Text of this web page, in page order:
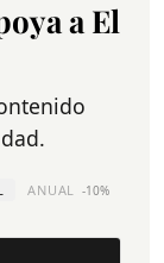
a El
ANUAL -10%